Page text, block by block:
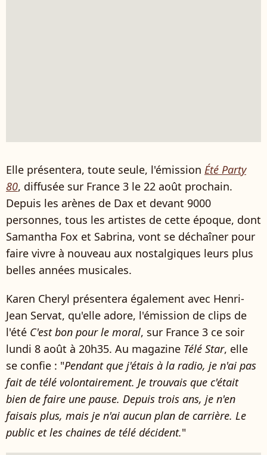
Elle présentera, toute seule, l'émission Été Party
80, diffusée sur France 3 le 22 août prochain.
Depuis les arènes de Dax et devant 9000
personnes, tous les artistes de cette époque, dont
Samantha Fox et Sabrina, vont se déchaîner pour
faire vivre à nouveau aux nostalgiques leurs plus
belles années musicales.
Karen Cheryl présentera également avec Henri-
Jean Servat, qu'elle adore, l'émission de clips de
l'été C'est bon pour le moral, sur France 3 ce soir
lundi 8 août à 20h35. Au magazine Télé Star, elle
se confie : "Pendant que j'étais à la radio, je n'ai pas
fait de télé volontairement. Je trouvais que c'était
bien de faire une pause. Depuis trois ans, je n'en
faisais plus, mais je n'ai aucun plan de carrière. Le
public et les chaines de télé décident."